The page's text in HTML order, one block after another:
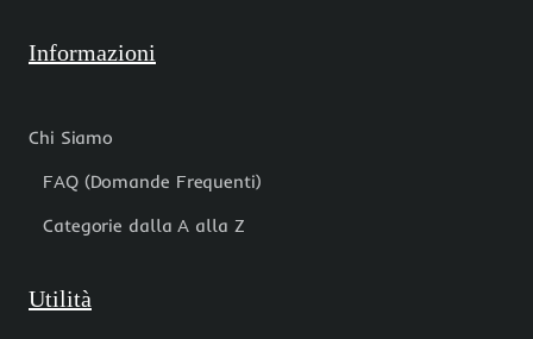
Informazioni
Chi Siamo
FAQ (Domande Frequenti)
Categorie dalla A alla Z
Utilità